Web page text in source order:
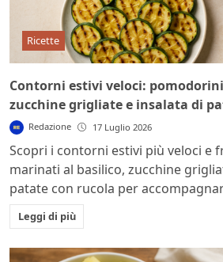
Ricette
Contorni estivi veloci:
zucchine grigliate e insalata di
Redazione 17 Luglio 2026
Scopri i contorni estivi più veloci e
marinati al basilico, zucchine
patate con rucola per
Leggi di più